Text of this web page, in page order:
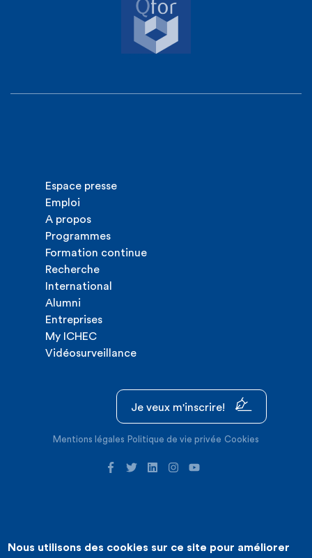
Espace presse
Emploi
A propos
Programmes
Formation continue
Recherche
International
Alumni
Entreprises
My ICHEC
Vidéosurveillance
Je veux m'inscrire!
Mentions légales Politique de vie privée Cookies
©2026 ICHEC |Création de site internet : Expansion
Nous utilisons des cookies sur ce site pour améliorer